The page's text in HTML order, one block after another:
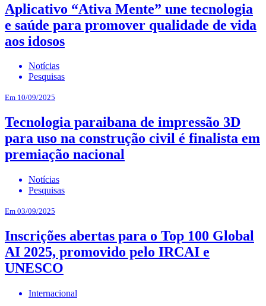
Aplicativo “Ativa Mente” une tecnologia
e saúde para promover qualidade de vida
aos idosos
Notícias
Pesquisas
Em 10/09/2025
Tecnologia paraibana de impressão 3D
para uso na construção civil é finalista em
premiação nacional
Notícias
Pesquisas
Em 03/09/2025
Inscrições abertas para o Top 100 Global
AI 2025, promovido pelo IRCAI e
UNESCO
Internacional